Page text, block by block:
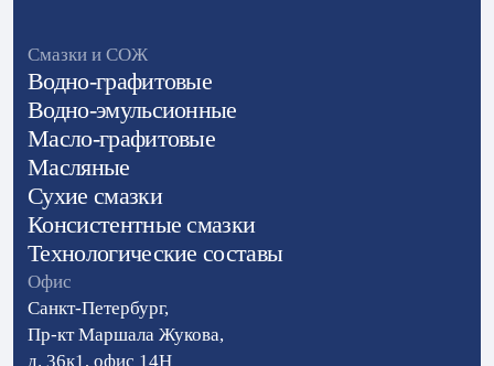
Смазки и СОЖ
Водно-графитовые
Водно-эмульсионные
Масло-графитовые
Масляные
Сухие смазки
Консистентные смазки
Технологические составы
Офис
Санкт-Петербург,
Пр-кт Маршала Жукова,
д. 36к1, офис 14H